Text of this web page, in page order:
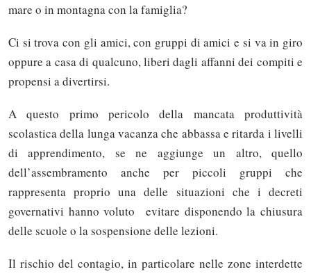
mare o in montagna con la famiglia?
Ci si trova con gli amici, con gruppi di amici e si va in giro
oppure a casa di qualcuno, liberi dagli affanni dei compiti e
propensi a divertirsi.
A questo primo pericolo della mancata produttività
scolastica della lunga vacanza che abbassa e ritarda i livelli
di apprendimento, se ne aggiunge un altro, quello
dell’assembramento anche per piccoli gruppi che
rappresenta proprio una delle situazioni che i decreti
governativi hanno voluto evitare disponendo la chiusura
delle scuole o la sospensione delle lezioni.
Il rischio del contagio, in particolare nelle zone interdette